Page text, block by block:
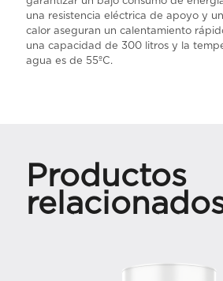
una resistencia eléctrica de apoyo y
calor aseguran un calentamiento
una capacidad de 300 litros y la
agua es de 55ºC.
Productos